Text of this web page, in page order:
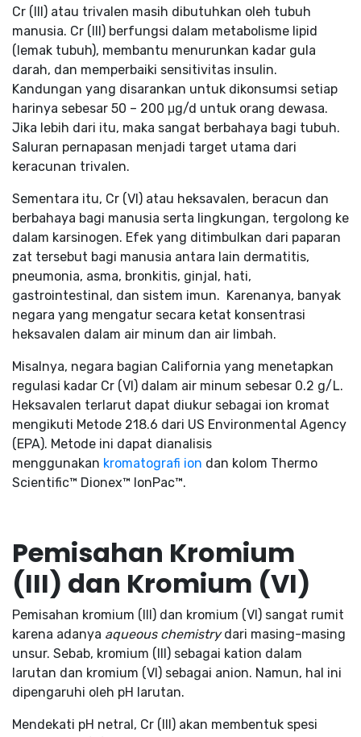
Cr (III) atau trivalen masih dibutuhkan oleh tubuh
manusia. Cr (III) berfungsi dalam metabolisme lipid
(lemak tubuh), membantu menurunkan kadar gula
darah, dan memperbaiki sensitivitas insulin.
Kandungan yang disarankan untuk dikonsumsi setiap
harinya sebesar 50 – 200 μg/d untuk orang dewasa.
Jika lebih dari itu, maka sangat berbahaya bagi tubuh.
Saluran pernapasan menjadi target utama dari
keracunan trivalen.
Sementara itu, Cr (VI) atau heksavalen, beracun dan
berbahaya bagi manusia serta lingkungan, tergolong ke
dalam karsinogen. Efek yang ditimbulkan dari paparan
zat tersebut bagi manusia antara lain dermatitis,
pneumonia, asma, bronkitis, ginjal, hati,
gastrointestinal, dan sistem imun. Karenanya, banyak
negara yang mengatur secara ketat konsentrasi
heksavalen dalam air minum dan air limbah.
Misalnya, negara bagian California yang menetapkan
regulasi kadar Cr (VI) dalam air minum sebesar 0.2 g/L.
Heksavalen terlarut dapat diukur sebagai ion kromat
mengikuti Metode 218.6 dari US Environmental Agency
(EPA). Metode ini dapat dianalisis
menggunakan kromatografi ion dan kolom Thermo
Scientific™ Dionex™ IonPac™.
Pemisahan Kromium
(III) dan Kromium (VI)
Pemisahan kromium (III) dan kromium (VI) sangat rumit
karena adanya aqueous chemistrydari masing-masing
unsur. Sebab, kromium (III) sebagai kation dalam
larutan dan kromium (VI) sebagai anion. Namun, hal ini
dipengaruhi oleh pH larutan.
Mendekati pH netral, Cr (III) akan membentuk spesi